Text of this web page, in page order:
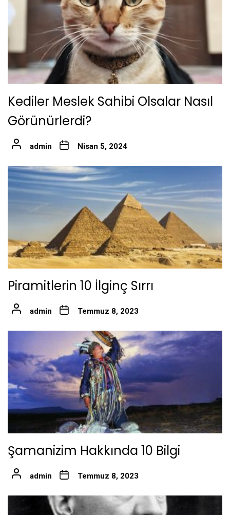
Kediler Meslek Sahibi Olsalar Nasıl
Görünürlerdi?
admin Nisan 5, 2024
Piramitlerin 10 İlginç Sırrı
admin Temmuz 8, 2023
Şamanizim Hakkında 10 Bilgi
admin Temmuz 8, 2023